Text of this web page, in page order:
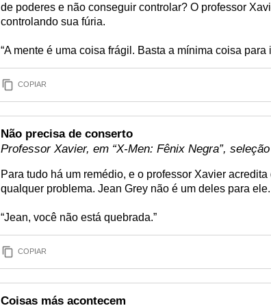
de poderes e não conseguir controlar? O professor
controlando sua fúria.
“A mente é uma coisa frágil. Basta a mínima coisa para
COPIAR
Não precisa de conserto
Professor Xavier, em “X-Men: Fênix Negra”,
Para tudo há um remédio, e o professor Xavier
qualquer problema. Jean Grey não é um deles para ele.
“Jean, você não está quebrada.”
COPIAR
Coisas más acontecem